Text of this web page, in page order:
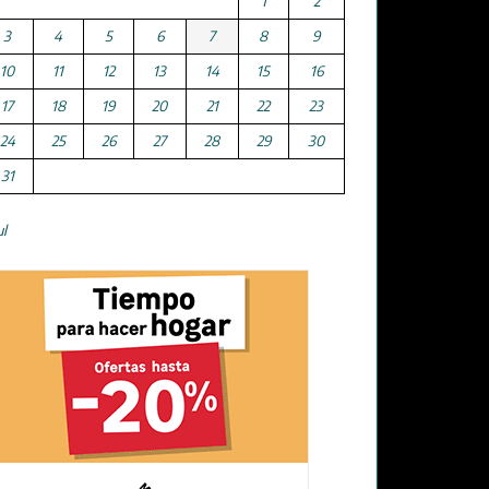
3
4 5 6 7 8
9
10
11 12 13 14 15
16
17
18 19 20 21 22
23
24
25 26 27 28 29
30
31